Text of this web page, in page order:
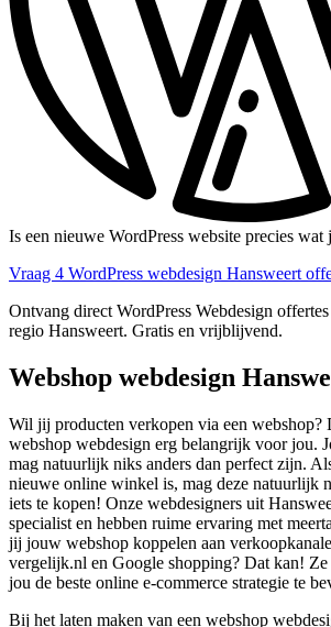
Is een nieuwe WordPress website precies wat
Vraag 4 WordPress webdesign Hansweert
Ontvang direct WordPress Webdesign
regio Hansweert. Gratis en vrijblijvend.
Webshop webdesign
Wil jij producten verkopen via een webshop?
webshop webdesign erg belangrijk voor jou.
mag natuurlijk niks anders dan perfect zijn.
nieuwe online winkel is, mag deze natuurlijk
iets te kopen! Onze webdesigners uit
specialist en hebben ruime ervaring met
jij jouw webshop koppelen aan
vergelijk.nl en Google shopping? Dat kan! Ze
jou de beste online e-commerce strategie te
Bij het laten maken van een webshop